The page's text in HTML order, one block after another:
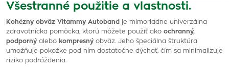
Všestranné použitie a vlastnosti.
Kohézny obväz Vitammy Autoband je mimoriadne univerzálna
zdravotnícka pomôcka, ktorú môžete použiť ako ochranný,
podporný alebo kompresný obväz. Jeho špeciálna štruktúra
umožňuje pokožke pod ním dostatočne dýchať, čím sa minimalizuje
riziko podráždenia.